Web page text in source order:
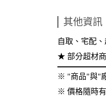
其他資訊
自取、宅配
★ 部分超材
※ "商品"與"
※ 價格隨時